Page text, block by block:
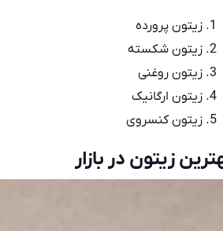
زیتون پرورده
زیتون شکسته
زیتون روغنی
زیتون ارگانیک
زیتون کنسروی
زیتون در بازار